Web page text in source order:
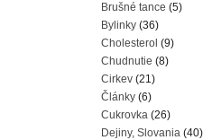
Brušné tance (5)
Bylinky (36)
Cholesterol (9)
Chudnutie (8)
Cirkev (21)
Články (6)
Cukrovka (26)
Dejiny, Slovania (40)